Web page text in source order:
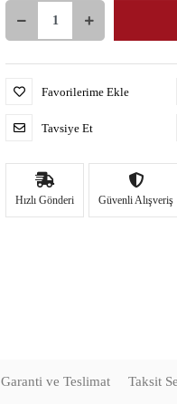
Favorilerime Ekle
Tavsiye Et
Hızlı Gönderi Güvenli Alışveriş
Garanti ve Teslimat Taksit